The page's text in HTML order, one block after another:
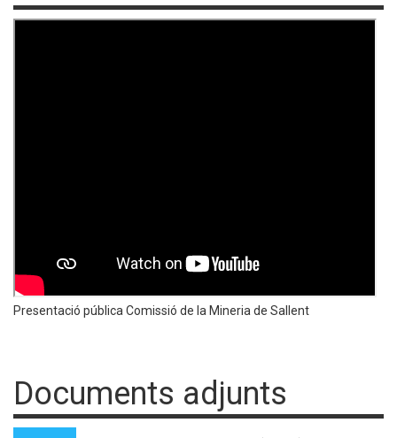
Presentació pública Comissió de la Mineria de Sallent
Documents adjunts